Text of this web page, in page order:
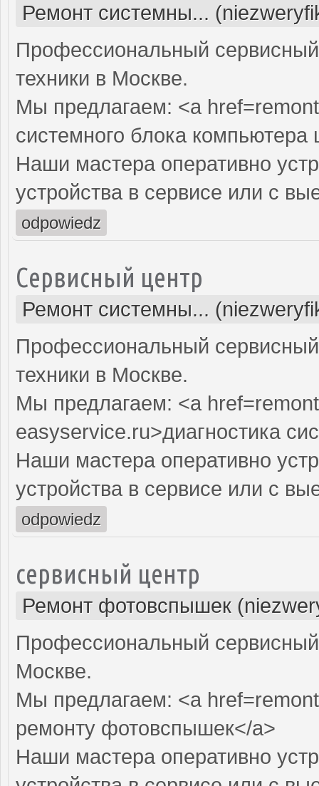
Ремонт системны...
Профессиональный
техники в Москве.
Мы предлагаем: <a
системного блока компьютера
Наши мастера оперативно
устройства в сервисе или с
odpowiedz
Сервисный центр
Ремонт системны...
Профессиональный
техники в Москве.
Мы предлагаем: <a
easyservice.ru>диагностика
Наши мастера оперативно
устройства в сервисе или с
odpowiedz
сервисный центр
Ремонт фотовспышек
Профессиональный
Москве.
Мы предлагаем: <a
ремонту фотовспышек</a>
Наши мастера оперативно